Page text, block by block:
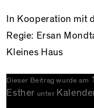
In Kooperation mit
Regie: Ersan
Kleines Haus
Dieser Beitrag wurde am
Esther unter